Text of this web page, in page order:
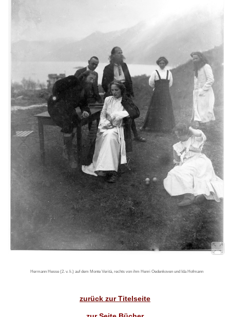
Hermann Hesse (2. v. li.) auf dem Monte Verità, rechts von ihm Henri Oedenkoven und Ida Hofmann
zurück zur Titelseite